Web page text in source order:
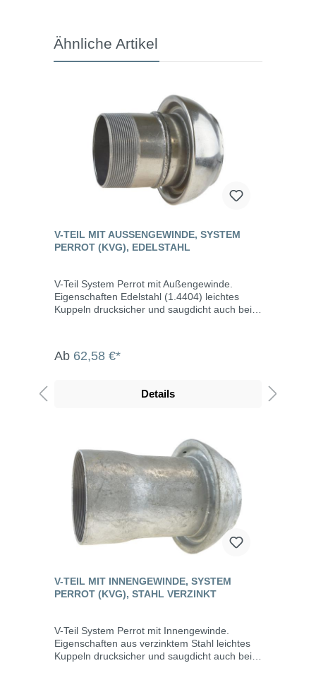
Ähnliche Artikel
V-TEIL MIT AUSSENGEWINDE, SYSTEM P
ERROT (KVG), EDELSTAHL
V-Teil System Perrot mit Außengewinde.
Eigenschaften Edelstahl (1.4404) leichtes
Kuppeln drucksicher und saugdicht auch bei
eingesetzt in der Landwirtschaft, dem
Grundwasserabsenkung, Kläranlagen, bei der
auf weitere Anwendungsgebiete erweitern wie
z.B. das Abfüllen und Umfüllen von Säuren,
Laugen, Raffinerieprodukten, chemischen
Stoffen, aggressiven und empfindlichen
Fluiden.
Ab 62,58 €*
Details
V-TEIL MIT INNENGEWINDE, SYSTEM
PERROT (KVG), STAHL VERZINKT
V-Teil System Perrot mit Innengewinde.
Eigenschaften aus verzinktem Stahl leichtes
Kuppeln drucksicher und saugdicht auch bei